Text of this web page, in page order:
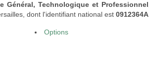
Général, Technologique et Professionnel
dont l'identifiant national est 0912364A
Options